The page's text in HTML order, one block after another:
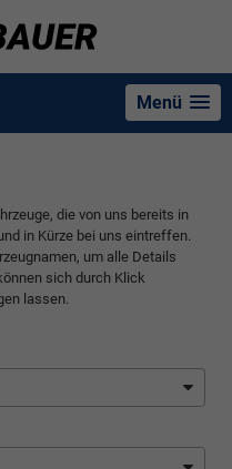
Menü
die von uns bereits in
in Kürze bei uns eintreffen.
um alle Details
sich durch Klick
lassen.